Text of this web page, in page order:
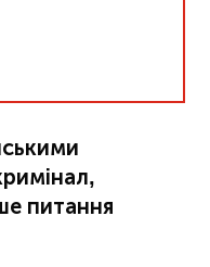
питання